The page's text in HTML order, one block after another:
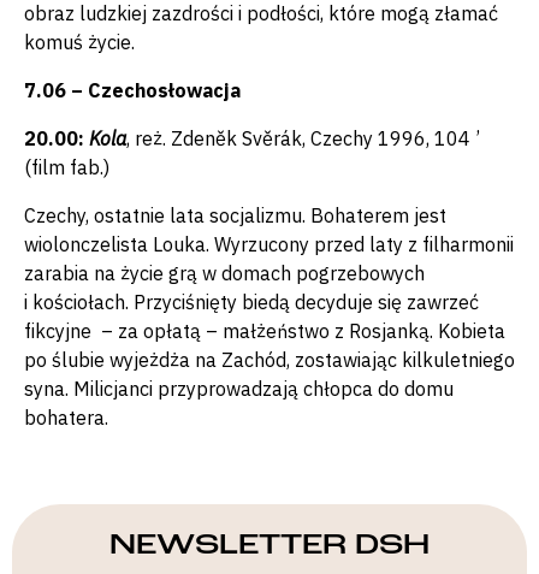
obraz ludzkiej zazdrości i podłości, które mogą złamać
komuś życie.
7.06 – Czechosłowacja
20.00: Kola, reż. Zdeněk Svěrák, Czechy 1996, 104 ’
(film fab.)
Czechy, ostatnie lata socjalizmu. Bohaterem jest
wiolonczelista Louka. Wyrzucony przed laty z filharmonii
zarabia na życie grą w domach pogrzebowych
i kościołach. Przyciśnięty biedą decyduje się zawrzeć
fikcyjne – za opłatą – małżeństwo z Rosjanką. Kobieta
po ślubie wyjeżdża na Zachód, zostawiając kilkuletniego
syna. Milicjanci przyprowadzają chłopca do domu
bohatera.
NEWSLETTER DSH